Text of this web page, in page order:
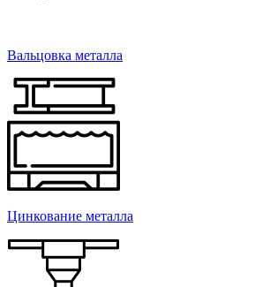
Вальцовка металла
Цинкование металла